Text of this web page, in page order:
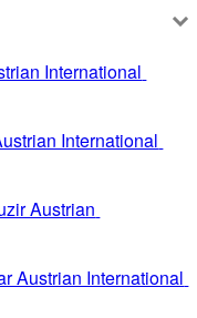
International
International
Austrian
Austrian International